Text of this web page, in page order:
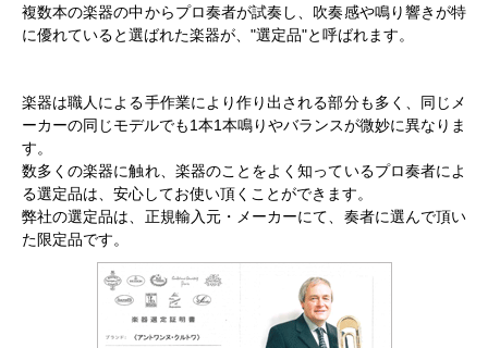
複数本の楽器の中からプロ奏者が試奏し、吹奏感や鳴り響きが特
に優れていると選ばれた楽器が、"選定品"と呼ばれます。
楽器は職人による手作業により作り出される部分も多く、同じメ
ーカーの同じモデルでも1本1本鳴りやバランスが微妙に異なりま
す。
数多くの楽器に触れ、楽器のことをよく知っているプロ奏者によ
る選定品は、安心してお使い頂くことができます。
弊社の選定品は、正規輸入元・メーカーにて、奏者に選んで頂い
た限定品です。